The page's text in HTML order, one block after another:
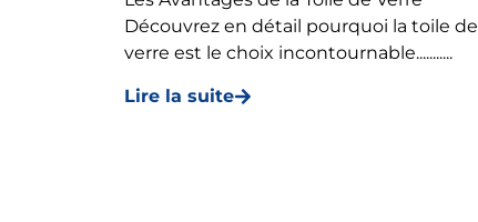
Découvrez en détail pourquoi la toile de
verre est le choix incontournable...........
Lire la suite